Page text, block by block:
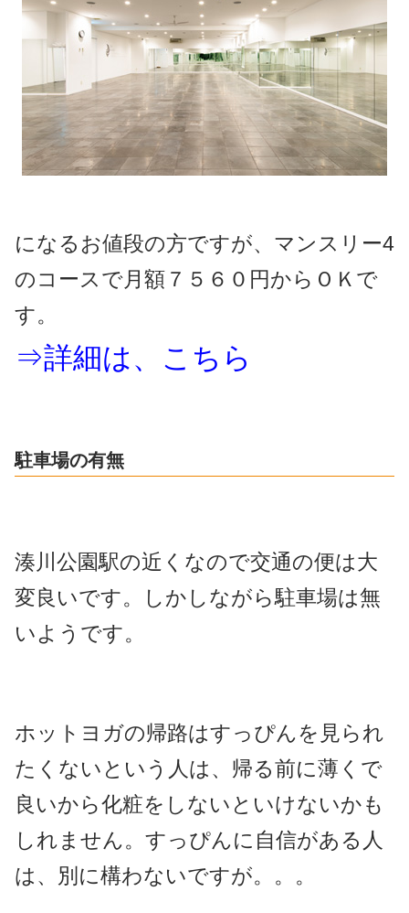
になるお値段の方ですが、マンスリー4
のコースで月額７５６０円からＯＫで
す。
⇒詳細は、こちら
駐車場の有無
湊川公園駅の近くなので交通の便は大
変良いです。しかしながら駐車場は無
いようです。
ホットヨガの帰路はすっぴんを見られ
たくないという人は、帰る前に薄くで
良いから化粧をしないといけないかも
しれません。すっぴんに自信がある人
は、別に構わないですが。。。